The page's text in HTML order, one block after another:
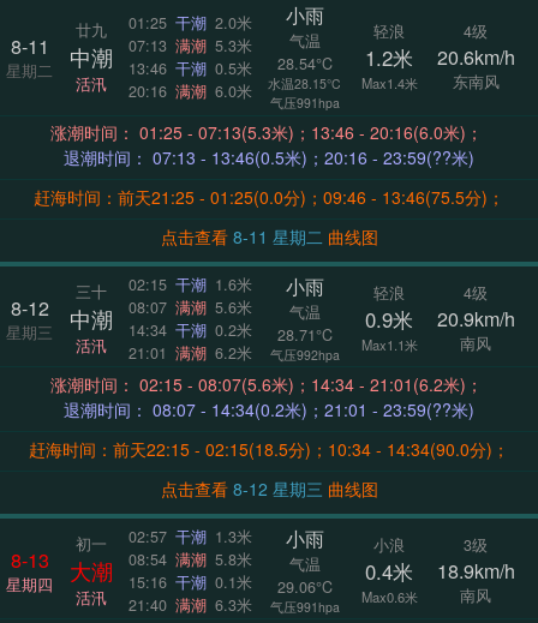
8-11
星期二
廿九
中潮
活汛
01:25 干潮 2.0米
07:13 满潮 5.3米
13:46 干潮 0.5米
20:16 满潮 6.0米
小雨
气温
28.54°C
水温28.15°C
气压991hpa
轻浪
1.2米
Max1.4米
4级
20.6km/h
东南风
涨潮时间： 01:25 - 07:13(5.3米)；13:46 - 20:16(6.0米)；
退潮时间： 07:13 - 13:46(0.5米)；20:16 - 23:59(??米)
赶海时间：前天21:25 - 01:25(0.0分)；09:46 - 13:46(75.5分)；
点击查看
8-11 星期二 曲线图
8-12
星期三
三十
中潮
活汛
02:15 干潮 1.6米
08:07 满潮 5.6米
14:34 干潮 0.2米
21:01 满潮 6.2米
小雨
气温
28.71°C
气压992hpa
轻浪
0.9米
Max1.1米
4级
20.9km/h
南风
涨潮时间： 02:15 - 08:07(5.6米)；14:34 - 21:01(6.2米)；
退潮时间： 08:07 - 14:34(0.2米)；21:01 - 23:59(??米)
赶海时间：前天22:15 - 02:15(18.5分)；10:34 - 14:34(90.0分)；
点击查看
8-12 星期三 曲线图
8-13
星期四
初一
大潮
活汛
02:57 干潮 1.3米
08:54 满潮 5.8米
15:16 干潮 0.1米
21:40 满潮 6.3米
小雨
气温
29.06°C
气压991hpa
小浪
0.4米
Max0.6米
3级
18.9km/h
南风